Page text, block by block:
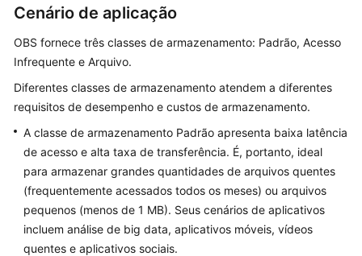
de
usuário
Referência
API
Primeiros
passos
Perguntas
frequentes
Cenário de aplicação
OBS fornece três classes de armazenamento: Padrão, Acesso
Infrequente e Arquivo.
Diferentes classes de armazenamento atendem a diferentes
requisitos de desempenho e custos de armazenamento.
A classe de armazenamento Padrão apresenta baixa latência
de acesso e alta taxa de transferência. É, portanto, ideal
para armazenar grandes quantidades de arquivos quentes
(frequentemente acessados todos os meses) ou arquivos
pequenos (menos de 1 MB). Seus cenários de aplicativos
incluem análise de big data, aplicativos móveis, vídeos
quentes e aplicativos sociais.